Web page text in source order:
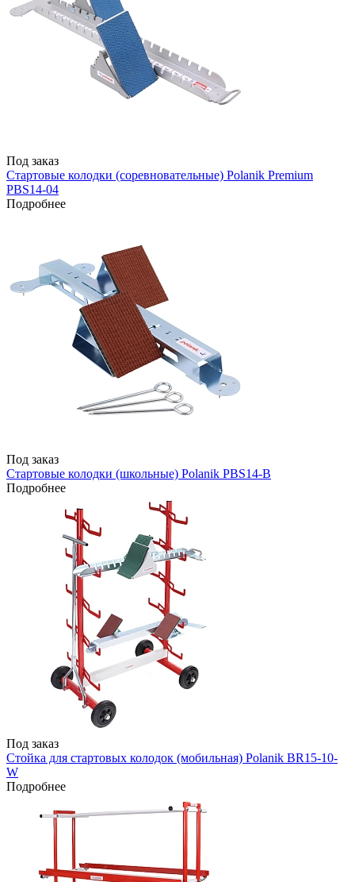
Под заказ
Стартовые колодки (соревновательные) Polanik Premium
PBS14-04
Подробнее
Под заказ
Стартовые колодки (школьные) Polanik PBS14-B
Подробнее
Под заказ
Стойка для стартовых колодок (мобильная) Polanik BR15-10-
W
Подробнее